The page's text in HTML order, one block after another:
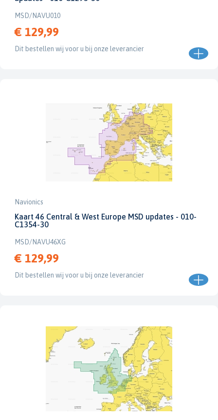
MSD/NAVU010
€ 129,99
Dit bestellen wij voor u bij onze leverancier
Navionics
Kaart 46 Central & West Europe MSD updates - 010-
C1354-30
MSD/NAVU46XG
€ 129,99
Dit bestellen wij voor u bij onze leverancier